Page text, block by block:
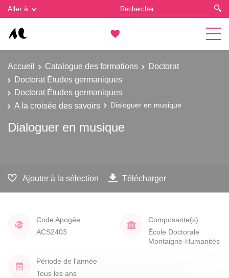
Aller à
Accueil Catalogue des formations
Doctorat
Doctorat Études germaniques
Doctorat Études germaniques
A la croisée des savoirs
Dialoguer en musique
Dialoguer en musique
Ajouter à la sélection Télécharger
Code Apogée
ACS2403
Composante(s)
École Doctorale
Montaigne-Humanités
Période de l'année
Tous les ans
Gestion des cookies